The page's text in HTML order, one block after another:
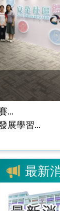
...
展學習...
最新